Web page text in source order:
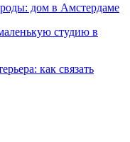
дом в Амстердаме
студию в
как связать